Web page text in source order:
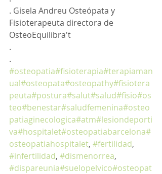
. Gisela Andreu Osteópata y
Fisioterapeuta directora de
OsteoEquilibra't
.
.
#osteopatia#fisioterapia#terapiaman
ual#osteopata#osteopathy#fisiotera
peuta#postura#salut#salud#fisio#os
teo#benestar#saludfemenina#osteo
patiaginecologica#atm#lesiondeporti
va#hospitalet#osteopatiabarcelona#
osteopatiahospitalet, #fertilidad,
#infertilidad, #dismenorrea,
#dispareunia#suelopelvico#osteopat